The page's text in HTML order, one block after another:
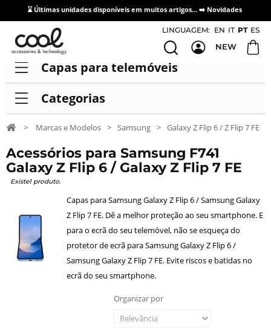
⌛ Últimas unidades disponíveis em muitos artigos... ➡️ Novidades
Acesso / Cadastro de Distribuidores
LINGUAGEM: EN IT PT ES
NEW
Capas para telemóveis
Categorias
> Marcas e Modelos > Samsung > Galaxy Z Flip 6 / Z Flip 7 FE
Acessórios para Samsung F741
Galaxy Z Flip 6 / Galaxy Z Flip 7 FE
Existe1 produto.
Capas para Samsung Galaxy Z Flip 6 / Samsung Galaxy
Z Flip 7 FE. Dê a melhor proteção ao seu smartphone. E
para o ecrã do seu telemóvel, não se esqueça do
protetor de ecrã para Samsung Galaxy Z Flip 6 /
Samsung Galaxy Z Flip 7 FE. Evite riscos e batidas no
ecrã do seu smartphone.
Organizar por